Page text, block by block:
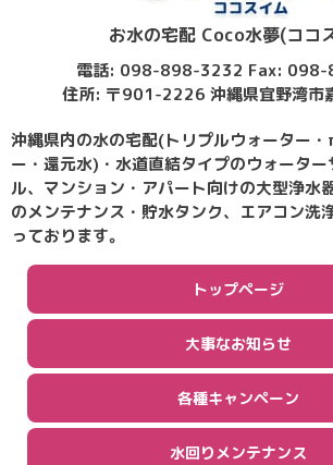
お水の宅配 Coco水夢(ココ
電話: 098-898-3232 Fax:
住所: 〒901-2226 沖縄県宜野湾
沖縄県内の水の宅配(トリプルウォーター
ー・還元水)・水道直結タイプのウォーター
ル、マンション・アパート向けの大型浄水
のメンテナンス・貯水タンク、エアコン洗
っております。
トップページ
大事なお知らせ
各種キャンペーン
水回りメンテナンス